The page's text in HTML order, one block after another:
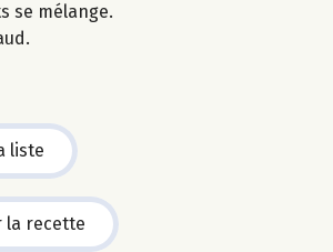
se mélange.
liste
la recette